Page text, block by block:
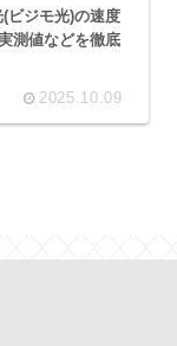
ビジモ光)の速度
測値などを徹底
2025.10.09